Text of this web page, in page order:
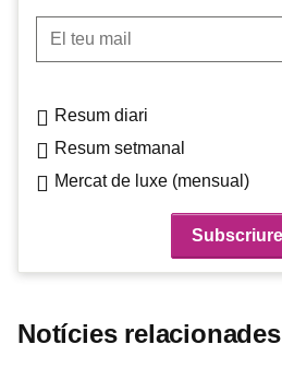
El teu mail
Resum diari
Resum setmanal
Mercat de luxe (mensual)
Notícies relacionades